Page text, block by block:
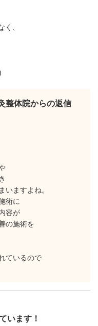
、
整体院からの返信
いますよね。
術に
容が
の施術を
ているので
います！